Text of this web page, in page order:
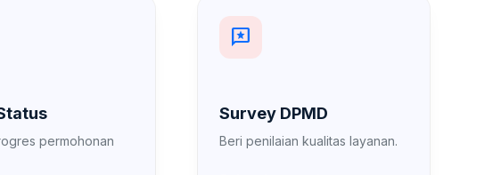
permohonan
reviews
Survey DPMD
Beri penilaian kualitas layanan.